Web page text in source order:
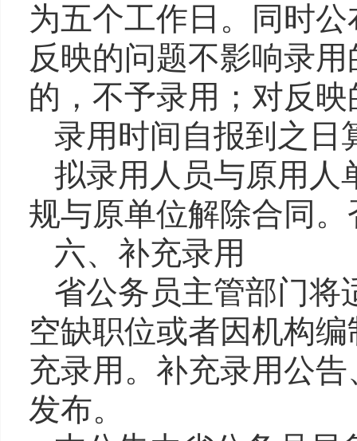
为五个工作日 。
同时
反映的问题不影响录
的，不予录用；对反
录用时间自报到之日
拟录用人员与原用人
规与原单位解除合同。
六、补充录用
省公务员主管部门将
空缺职位或者因机构
充录用。补充录用公
发布。